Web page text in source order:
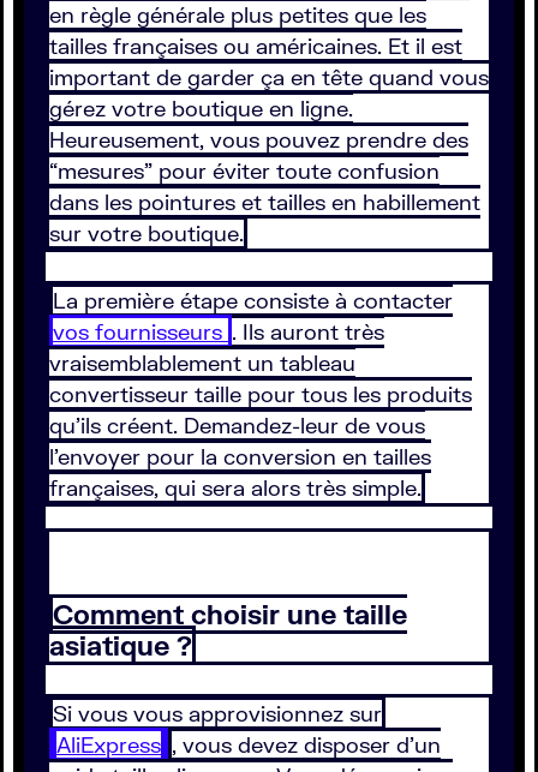
en règle générale plus petites que les
tailles françaises ou américaines. Et il est
important de garder ça en tête quand vous
gérez votre boutique en ligne.
Heureusement, vous pouvez prendre des
“mesures” pour éviter toute confusion
dans les pointures et tailles en habillement
sur votre boutique.
La première étape consiste à contacter
vos fournisseurs . Ils auront très
vraisemblablement un tableau
convertisseur taille pour tous les produits
qu’ils créent. Demandez-leur de vous
l’envoyer pour la conversion en tailles
françaises, qui sera alors très simple.
Comment choisir une taille
asiatique ?
Si vous vous approvisionnez sur
AliExpress , vous devez disposer d’un